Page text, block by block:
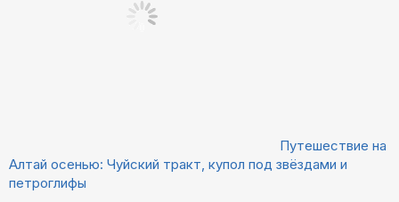
Путешествие на
Алтай осенью: Чуйский тракт, купол под звёздами и
петроглифы